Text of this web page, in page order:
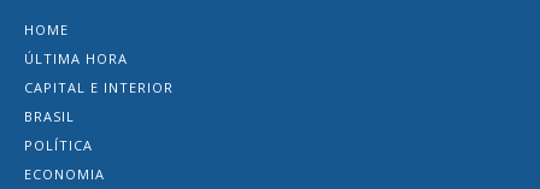
HOME
ÚLTIMA HORA
CAPITAL E INTERIOR
BRASIL
POLÍTICA
ECONOMIA